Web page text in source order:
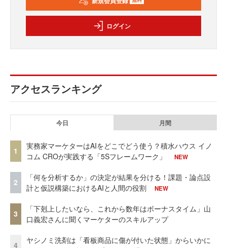
ログイン
アクセスランキング
今日 月間
1
実務家マーケターはAIをどこでどう使う？積水ハウス イノ
コム CROが実践する「5Sフレームワーク」
NEW
2
「何を分析するか」の決定が結果を分ける！課題・論点設
計と仮説構築におけるAIと人間の役割
NEW
3
「下剋上したいなら、これから数年はボーナスタイム」山
口義宏さんに聞くマーケターのスキルアップ
4
ヤシノミ洗剤は「看板商品に傷が付いた状態」からいかに